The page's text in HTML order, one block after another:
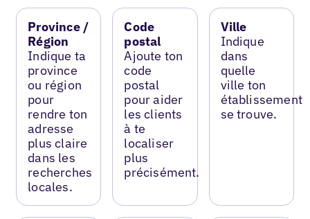
Province /
Région
Indique ta
province
ou région
pour
rendre ton
adresse
plus claire
dans les
recherches
locales.
Code
postal
Ajoute ton
code
postal
pour aider
les clients
à te
localiser
plus
précisément.
Ville
Indique
dans
quelle
ville ton
établissement
se trouve.